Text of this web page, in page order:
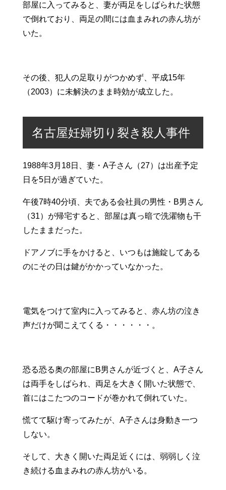
部屋に入ってみると、妻が両足をしばられた状態
で倒れており、両足の間には血まみれの赤ん坊が
いた。
その後、犯人の足取りがつかめず、平成15年
（2003）に未解決のまま時効が成立した。
名古屋妊婦切り裂き殺人事件
1988年3月18日、妻・A子さん（27）は出産予定
日を5日が過ぎていた。
午後7時40分頃、夫である会社員の男性・B男さん
（31）が帰宅すると、部屋は真っ暗で洗濯物も干
したままだった。
ドアノブに手をかけると、いつもは施錠してある
のにその日は鍵がかかっていなかった。
電気をつけて室内に入ってみると、赤ん坊の泣き
声だけが聞こえてくる・・・・・・。
恐る恐る奥の部屋にB男さんが近づくと、A子さん
は両手をしばられ、両足を大きく開いた状態で、
首にはこたつのコードが巻かれて倒れていた。
慌てて駆け寄ってみたが、A子さんは身動き一つ
しない。
そして、大きく開いた両足近くには、弱弱しく泣
き続ける血まみれの赤ん坊がいる。